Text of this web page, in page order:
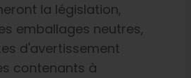
la législation,
emballages neutres,
d'avertissement
contenants à